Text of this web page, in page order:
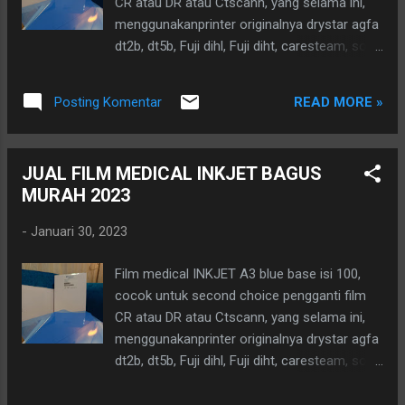
yang tidak jelas, tanpa didukung tenaga ahli
dan jaminan purna jual dari perusahaan
penjual, akan sangat merepotkan. Silahkan
hati kami akan memberikan penjelasan. paket
menggunakanprinter originalnya drystar agfa
dt2b, dt5b, Fuji dihl, Fuji diht, caresteam, sony,
byk beredar di pasaran. Cocok untuk mcu,
BPJS. Teruji sdh Kompatible dengan printer
perlu diganti??? tau sendiri hrg film digital,
mahal gak ktulungan, sedangkan bpjs
kosong, belum lagi calo jualnya ugal ugalan,
lewatkan kesempatan ini. apapun alat CR DR
anda, bisa kita pakai film inkjet ini. Dengan
ketebalan 215mikron untuk hasil lebih baik,
tidak bergaris garis. Juga berlapis coating
terbaik, anti lengket,dan dapat menyerap tinta
Posting Komentar READ MORE »
JUAL FILM MEDICAL INKJET BAGUS
MURAH 2023
- Januari 30, 2023
Film medical INKJET A3 blue base isi 100,
cocok untuk second choice pengganti film
CR atau DR atau Ctscann, yang selama ini,
menggunakanprinter originalnya drystar agfa
dt2b, dt5b, Fuji dihl, Fuji diht, caresteam, sony,